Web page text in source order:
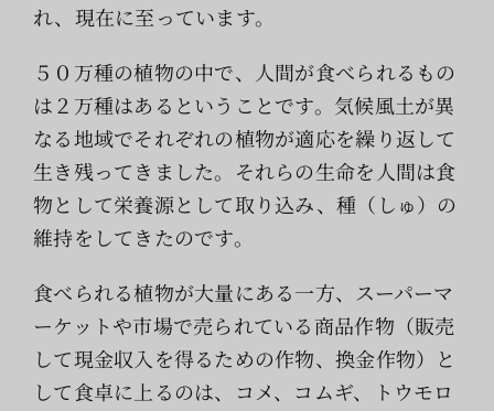
れ、現在に至っています。
５０万種の植物の中で、人間が食べられるもの
は２万種はあるということです。気候風土が異
なる地域でそれぞれの植物が適応を繰り返して
生き残ってきました。それらの生命を人間は食
物として栄養源として取り込み、種（しゅ）の
維持をしてきたのです。
食べられる植物が大量にある一方、スーパーマ
ーケットや市場で売られている商品作物（販売
して現金収入を得るための作物、換金作物）と
して食卓に上るのは、コメ、コムギ、トウモロ